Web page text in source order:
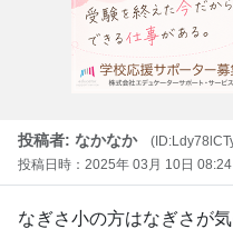
投稿者: なかなか
投稿日時：2025年 03月 10日 08:24
なぎさ小の方はなぎさが